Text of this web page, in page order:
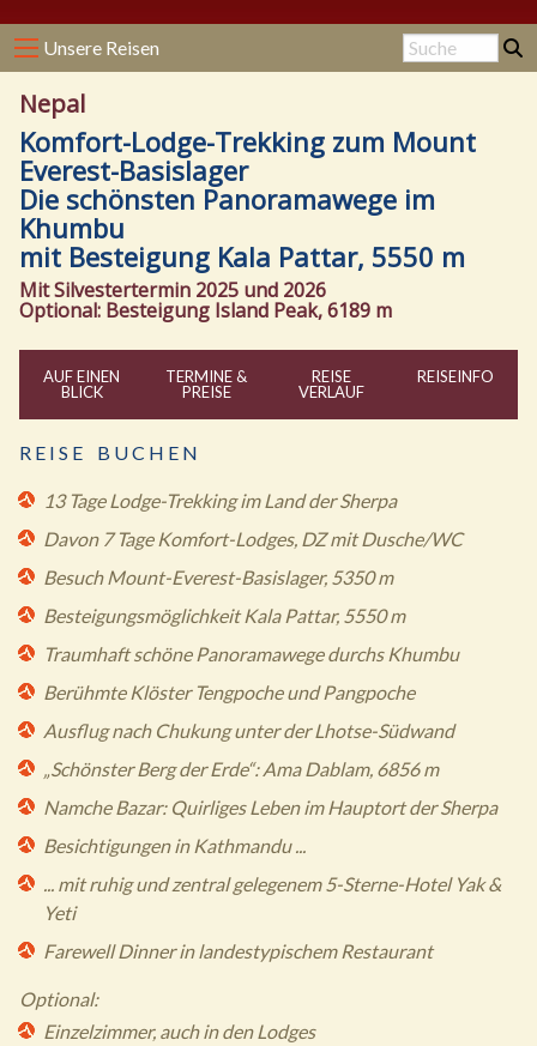
Unsere Reisen
Nepal
Komfort-Lodge-Trekking zum Mount
Everest-Basislager
Die schönsten Panoramawege im
Khumbu
mit Besteigung Kala Pattar, 5550 m
Mit Silvestertermin 2025 und 2026
Optional: Besteigung Island Peak, 6189 m
AUF EINEN
BLICK
TERMINE &
PREISE
REISE
VERLAUF
REISEINFO
R E I S E B U C H E N
13 Tage Lodge-Trekking im Land der Sherpa
Davon 7 Tage Komfort-Lodges, DZ mit Dusche/WC
Besuch Mount-Everest-Basislager, 5350 m
Besteigungsmöglichkeit Kala Pattar, 5550 m
Traumhaft schöne Panoramawege durchs Khumbu
Berühmte Klöster Tengpoche und Pangpoche
Ausflug nach Chukung unter der Lhotse-Südwand
„Schönster Berg der Erde“: Ama Dablam, 6856 m
Namche Bazar: Quirliges Leben im Hauptort der Sherpa
Besichtigungen in Kathmandu ...
... mit ruhig und zentral gelegenem 5-Sterne-Hotel Yak &
Yeti
Farewell Dinner in landestypischem Restaurant
Optional:
Einzelzimmer, auch in den Lodges